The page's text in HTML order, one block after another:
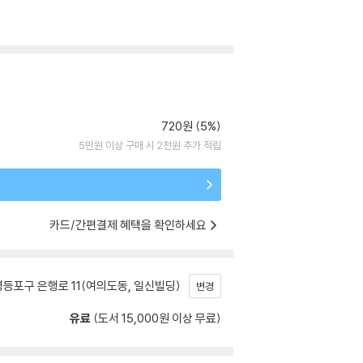
720원 (5%)
5만원 이상 구매 시 2천원 추가 적립
카드/간편결제 혜택을 확인하세요
포구 은행로 11(여의도동, 일신빌딩) 변경
유료 (도서 15,000원 이상 무료)